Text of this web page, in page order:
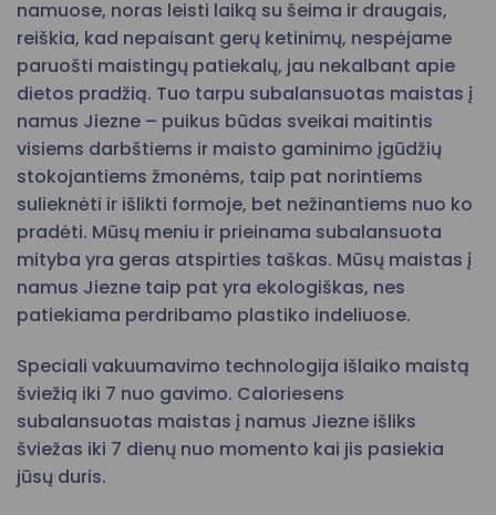
namuose, noras leisti laiką su šeima ir draugais,
reiškia, kad nepaisant gerų ketinimų, nespėjame
paruošti maistingų patiekalų, jau nekalbant apie
dietos pradžią. Tuo tarpu subalansuotas maistas į
namus Jiezne – puikus būdas sveikai maitintis
visiems darbštiems ir maisto gaminimo įgūdžių
stokojantiems žmonėms, taip pat norintiems
sulieknėti ir išlikti formoje, bet nežinantiems nuo ko
pradėti. Mūsų meniu ir prieinama subalansuota
mityba yra geras atspirties taškas. Mūsų maistas į
namus Jiezne taip pat yra ekologiškas, nes
patiekiama perdribamo plastiko indeliuose.
Speciali vakuumavimo technologija išlaiko maistą
šviežią iki 7 nuo gavimo. Caloriesens
subalansuotas maistas į namus Jiezne išliks
šviežas iki 7 dienų nuo momento kai jis pasiekia
jūsų duris.